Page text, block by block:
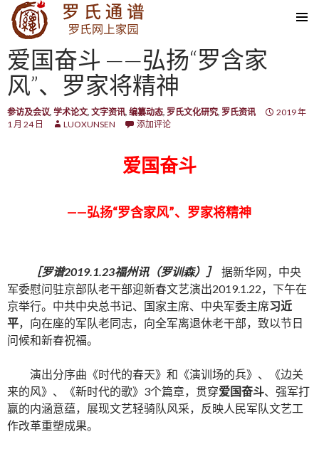
SKIP TO CONTENT
爱国奋斗 ——弘扬“罗含家
风”、罗家将精神
参访及会议, 学术论文, 文字资讯, 编纂动态, 罗氏文化研究, 罗氏资讯
2019 年
1 月 24 日
LUOXUNSEN 添加评论
爱国奋斗
——弘扬“罗含家风”、罗家将精神
［罗谱2019.1.23福州讯（罗训森）］
据新华网，中央
军委慰问驻京部队老干部迎新春文艺演出2019.1.22，下午在
京举行。中共中央总书记、国家主席、中央军委主席习近
平，向在座的军队老同志，向全军离退休老干部，致以节日
问候和新春祝福。
演出分序曲《时代的春天》和《演训场的兵》、《边关
来的风》、《新时代的歌》 3个篇章，贯穿爱国奋斗、强军打
赢的内涵意蕴，展现文艺轻骑队风采，反映人民军队文艺工
作改革重塑成果。